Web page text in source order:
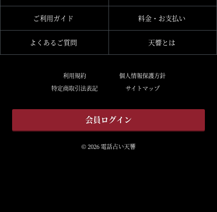
ご利用ガイド 料金・お支払い
よくあるご質問 天響とは
利用規約
特定商取引法表記
個人情報保護方針
サイトマップ
会員ログイン
© 2026 電話占い天響